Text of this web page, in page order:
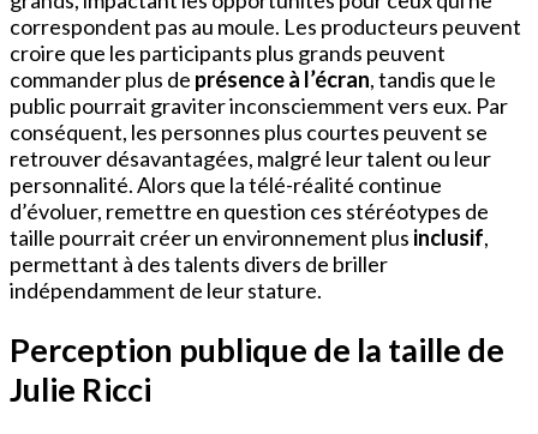
correspondent pas au moule. Les producteurs peuvent
croire que les participants plus grands peuvent
commander plus de présence à l’écran, tandis que le
public pourrait graviter inconsciemment vers eux. Par
conséquent, les personnes plus courtes peuvent se
retrouver désavantagées, malgré leur talent ou leur
personnalité. Alors que la télé-réalité continue
d’évoluer, remettre en question ces stéréotypes de
taille pourrait créer un environnement plus inclusif,
permettant à des talents divers de briller
indépendamment de leur stature.
Perception publique de la taille de
Julie Ricci